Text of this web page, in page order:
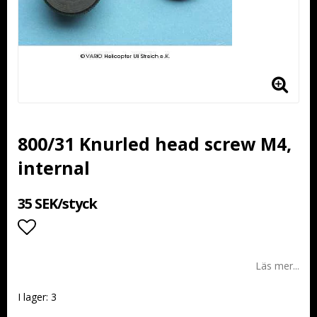
800/31 Knurled head screw M4,
internal
35 SEK/styck
Läs mer...
I lager: 3